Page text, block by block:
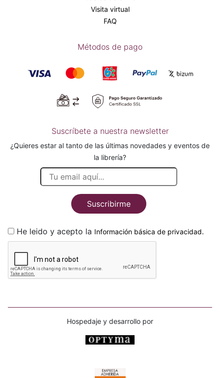
Visita virtual
FAQ
Métodos de pago
Suscríbete a nuestra newsletter
¿Quieres estar al tanto de las últimas novedades y eventos de
la librería?
Suscribirme
He leido y acepto la Información básica de privacidad.
Hospedaje y desarrollo por